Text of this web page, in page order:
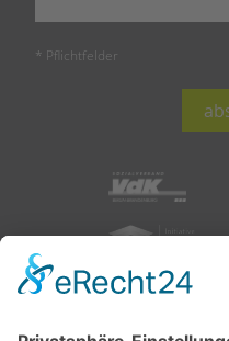
* Pflichtfelder